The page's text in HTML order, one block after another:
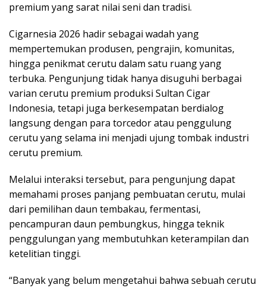
premium yang sarat nilai seni dan tradisi.
Cigarnesia 2026 hadir sebagai wadah yang
mempertemukan produsen, pengrajin, komunitas,
hingga penikmat cerutu dalam satu ruang yang
terbuka. Pengunjung tidak hanya disuguhi berbagai
varian cerutu premium produksi Sultan Cigar
Indonesia, tetapi juga berkesempatan berdialog
langsung dengan para torcedor atau penggulung
cerutu yang selama ini menjadi ujung tombak industri
cerutu premium.
Melalui interaksi tersebut, para pengunjung dapat
memahami proses panjang pembuatan cerutu, mulai
dari pemilihan daun tembakau, fermentasi,
pencampuran daun pembungkus, hingga teknik
penggulungan yang membutuhkan keterampilan dan
ketelitian tinggi.
“Banyak yang belum mengetahui bahwa sebuah cerutu